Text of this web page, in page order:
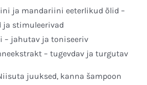
ja mandariini eeterlikud õlid –
ja stimuleerivad
– jahutav ja toniseeriv
– tugevdav ja turgutav
juuksed, kanna šampoon